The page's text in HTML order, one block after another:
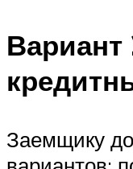
Заемщику